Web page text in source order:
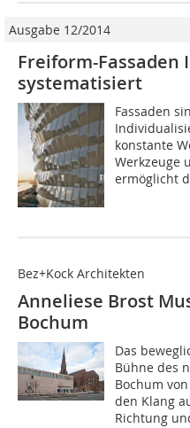
Ausgabe 12/2014
Freiform-
systematisiert
Fassaden
konstante
Werkzeuge
ermöglicht
Bez+Kock Architekten
Anneliese Brost
Bochum
Das
Bühne des
Bochum
den Klang
Richtung